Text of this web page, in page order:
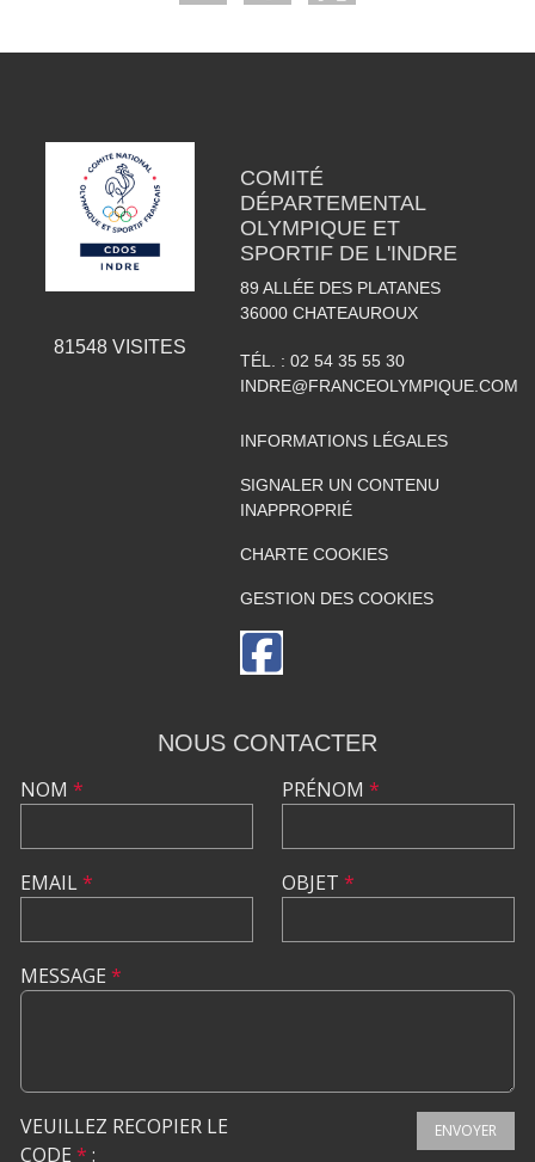
81548VISITES
COMITÉ
DÉPARTEMENTAL
OLYMPIQUE ET
SPORTIF DE L'INDRE
89 ALLÉE DES PLATANES
36000 CHATEAUROUX
TÉL. : 02 54 35 55 30
INDRE@FRANCEOLYMPIQUE.COM
INFORMATIONS LÉGALES
SIGNALER UN CONTENU
INAPPROPRIÉ
CHARTE COOKIES
GESTION DES COOKIES
NOUS CONTACTER
NOM *
EMAIL*
PRÉNOM *
OBJET *
MESSAGE *
VEUILLEZ RECOPIER LE
CODE * :
ENVOYER